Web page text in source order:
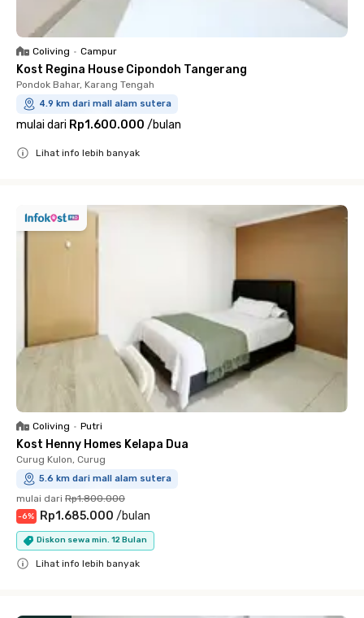
Coliving • Campur
Kost Regina House Cipondoh Tangerang
Pondok Bahar, Karang Tengah
4.9 km dari mall alam sutera
mulai dari Rp1.600.000 /bulan
Lihat info lebih banyak
Coliving • Putri
Kost Henny Homes Kelapa Dua
Curug Kulon, Curug
5.6 km dari mall alam sutera
mulai dari Rp1.800.000
-6% Rp1.685.000 /bulan
Diskon sewa min. 12 Bulan
Lihat info lebih banyak